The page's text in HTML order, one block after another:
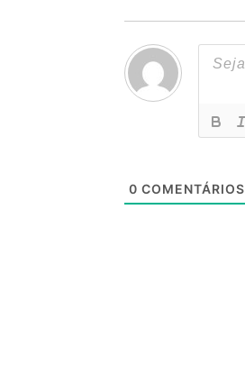
0 COMENTÁRIOS